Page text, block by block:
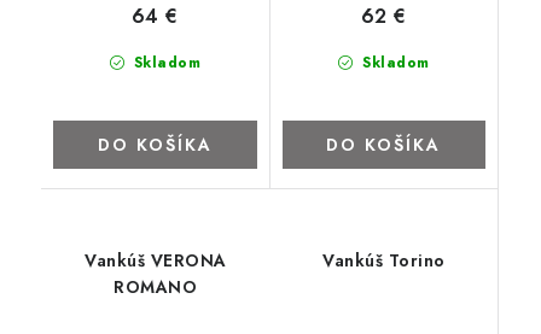
Skladom
64 €
DO KOŠÍKA
Skladom
62 €
DO KOŠÍKA
Vankúš VERONA
ROMANO
Vankúš Torino